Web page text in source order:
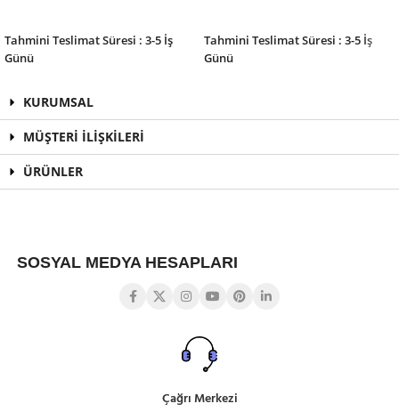
Tahmini Teslimat Süresi : 3-5 İş
Günü
Tahmini Teslimat Süresi : 3-5 İş
Günü
KURUMSAL
MÜŞTERİ İLİŞKİLERİ
ÜRÜNLER
SOSYAL MEDYA HESAPLARI
Çağrı Merkezi